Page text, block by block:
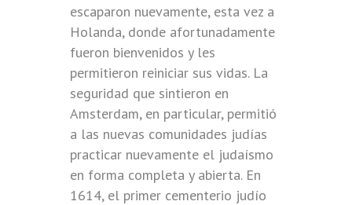
escaparon nuevamente, esta vez a
Holanda, donde afortunadamente
fueron bienvenidos y les
permitieron reiniciar sus vidas. La
seguridad que sintieron en
Amsterdam, en particular, permitió
a las nuevas comunidades judías
practicar nuevamente el judaísmo
en forma completa y abierta. En
1614, el primer cementerio judío